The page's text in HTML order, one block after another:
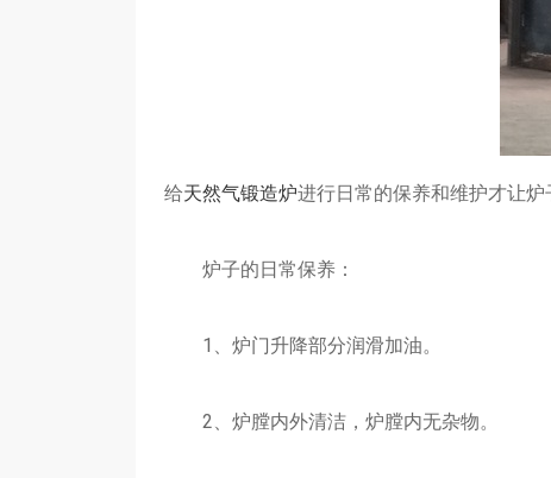
给天然气锻造炉进行日常的保养和维护才让炉
炉子的日常保养：
1、炉门升降部分润滑加油。
2、炉膛内外清洁，炉膛内无杂物。